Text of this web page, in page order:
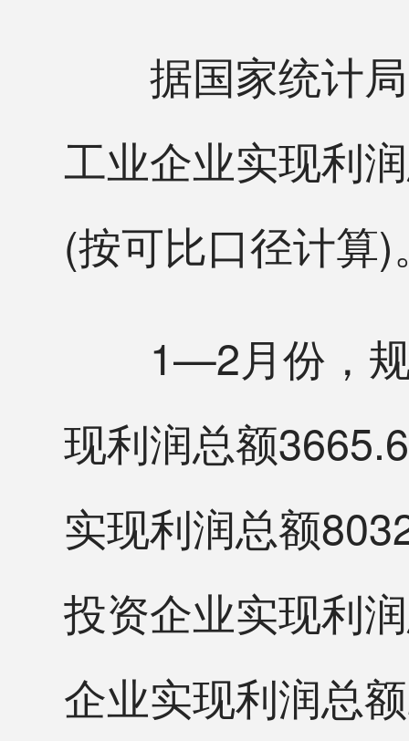
据国家统计局
工业企业实现利
(按可比口径计算)
1—2月份，规
现利润总额
实现利润总额
投资企业实现利
企业实现利润总